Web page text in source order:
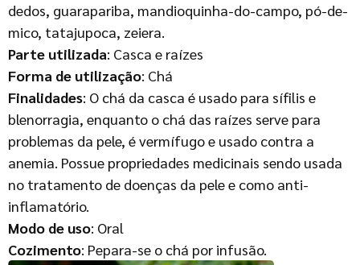
dedos, guarapariba, mandioquinha-do-campo, pó-de-
mico, tatajupoca, zeiera.
Parte utilizada: Casca e raízes
Forma de utilização: Chá
Finalidades: O chá da casca é usado para sífilis e
blenorragia, enquanto o chá das raízes serve para
problemas da pele, é vermífugo e usado contra a
anemia. Possue propriedades medicinais sendo usada
no tratamento de doenças da pele e como anti-
inflamatório.
Modo de uso: Oral
Cozimento: Pepara-se o chá por infusão.